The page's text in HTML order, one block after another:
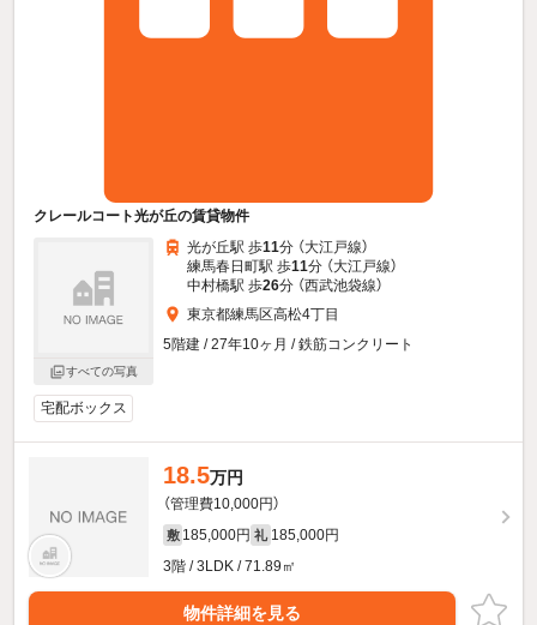
クレールコート光が丘の賃貸物件
すべての写真
光が丘駅 歩11分 （大江戸線）
練馬春日町駅 歩11分 （大江戸線）
中村橋駅 歩26分 （西武池袋線）
東京都練馬区高松4丁目
5階建 / 27年10ヶ月 / 鉄筋コンクリート
宅配ボックス
18.5万円
（管理費10,000円）
敷 185,000円 礼 185,000円
3階 / 3LDK / 71.89㎡
物件詳細を見る